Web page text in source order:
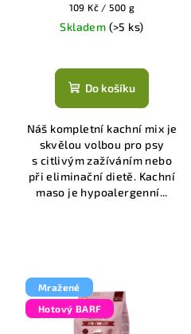
Měrná
cena:
109 Kč / 500 g
Skladem (>5 ks)
hodnocení
produktu
z
5
hvězdiček.
Do košíku
Náš kompletní kachní mix je
skvělou volbou pro psy
s citlivým zažíváním nebo
při eliminační dietě. Kachní
maso je hypoalergenní...
Mražené
Hotový BARF